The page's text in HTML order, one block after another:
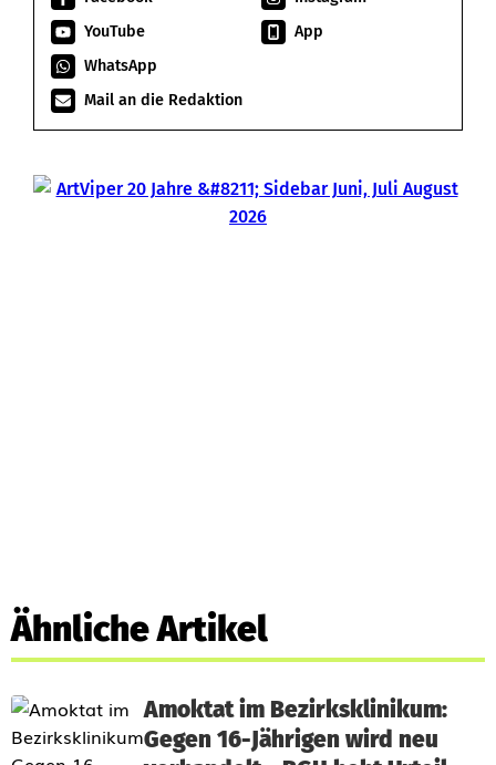
YouTube
App
WhatsApp
Mail an die Redaktion
Ähnliche Artikel
Amoktat im Bezirksklinikum:
Gegen 16-Jährigen wird neu